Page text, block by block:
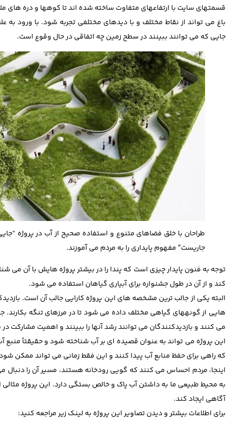
قسمتهای سایت با ارتفاعهای متفاوت ساخته شده اند تا کوهها و دره های
باغ می تواند از نقاط مختلف و با دیدهای مختلفی تجربه شود. با ورود به
جایی که می توانند ببینند در سطح زمین چه اتفاقی در حال وقوع است.
طراحان با خلق فضاهای متنوع و استفاده صحیح از آب در پروژه
جاریست” مفهوم پایداری را به مردم می آموزند.
توجه به فنون پایدار چیزی است که پندا را در بیشتر پروژه هایش با آن می
کند و از آن در طول جشنواره برای آبیاری گیاهان استفاده می شود.
البته یکی از جالب ترین مشخصه های این پروژه کارایی جالب آن است.
هایی از گونه­های گیاهی مختلف داده می شود تا در مرزهای تنگه بکارند.
می کنند و بازدیدکنندگان می توانند رشد آنها را ببینند و اهمیت مشارکت
این پروژه می تواند به عنوان قصیده ای بر آب شناخته شود و حقیقتاً
که راهی برای حفظ منابع آب پیدا کنند و این فقط زمانی می تواند ممکن
اینجا، مردم احساس می کنند که گویی رودخانه هستند، مسیر آن را
به محیط طبیعی ما به داشتن آب پاک و خالص بستگی دارد. این پروژه مثالی
آگاهی ایجاد کند.
برای اطلاعات بیشتر و دیدن تصاویر این پروژه به لینک زیر مراجعه کنید: